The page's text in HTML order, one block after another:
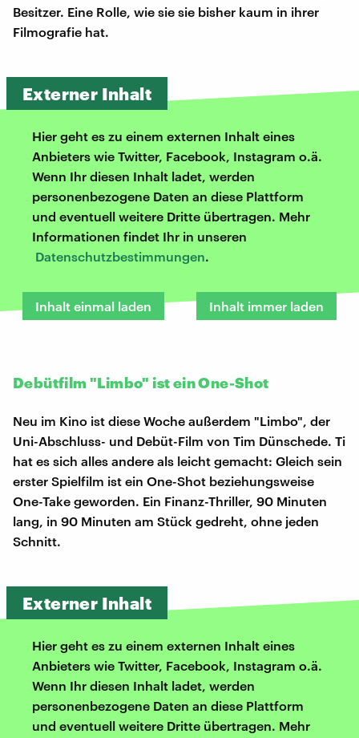
Besitzer. Eine Rolle, wie sie sie bisher kaum in ihrer
Filmografie hat.
Externer Inhalt
Hier geht es zu einem externen Inhalt eines
Anbieters wie Twitter, Facebook, Instagram o.ä.
Wenn Ihr diesen Inhalt ladet, werden
personenbezogene Daten an diese Plattform
und eventuell weitere Dritte übertragen. Mehr
Informationen findet Ihr in unseren
Datenschutzbestimmungen.
Inhalt einmal laden Inhalt immer laden
Debütfilm "Limbo" ist ein One-Shot
Neu im Kino ist diese Woche außerdem "Limbo", der
Uni-Abschluss- und Debüt-Film von Tim Dünschede. Ti
hat es sich alles andere als leicht gemacht: Gleich sein
erster Spielfilm ist ein One-Shot beziehungsweise
One-Take geworden. Ein Finanz-Thriller, 90 Minuten
lang, in 90 Minuten am Stück gedreht, ohne jeden
Schnitt.
Externer Inhalt
Hier geht es zu einem externen Inhalt eines
Anbieters wie Twitter, Facebook, Instagram o.ä.
Wenn Ihr diesen Inhalt ladet, werden
personenbezogene Daten an diese Plattform
und eventuell weitere Dritte übertragen. Mehr